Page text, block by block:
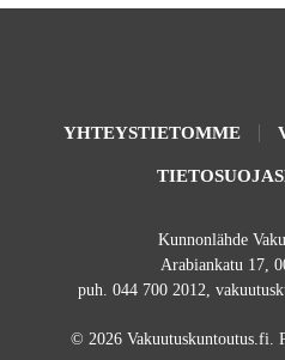
YHTEYSTIETOMME
Kunnonlähde
Arabiankatu 17,
puh. 044 700 2012,
© 2026Vakuutuskuntoutus.fi.